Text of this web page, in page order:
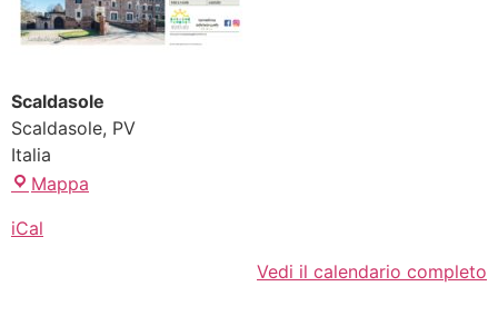
Scaldasole
Scaldasole, PV
Italia
Mappa
iCal
Vedi il calendario completo